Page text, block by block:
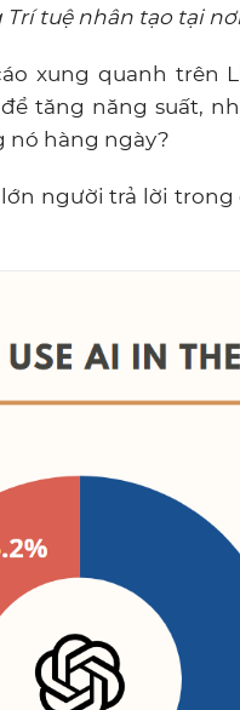
tuệ nhân tạo tại
xung quanh trên
để tăng năng suất,
nó hàng ngày?
người trả lời